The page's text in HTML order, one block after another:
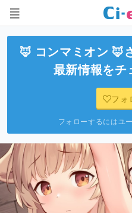
🦊 コンマミオン 🦊
最新情報をチ
フォ
フォローするにはユ